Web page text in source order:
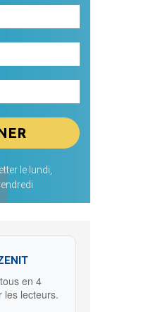
le lundi,
en 4
les lecteurs.